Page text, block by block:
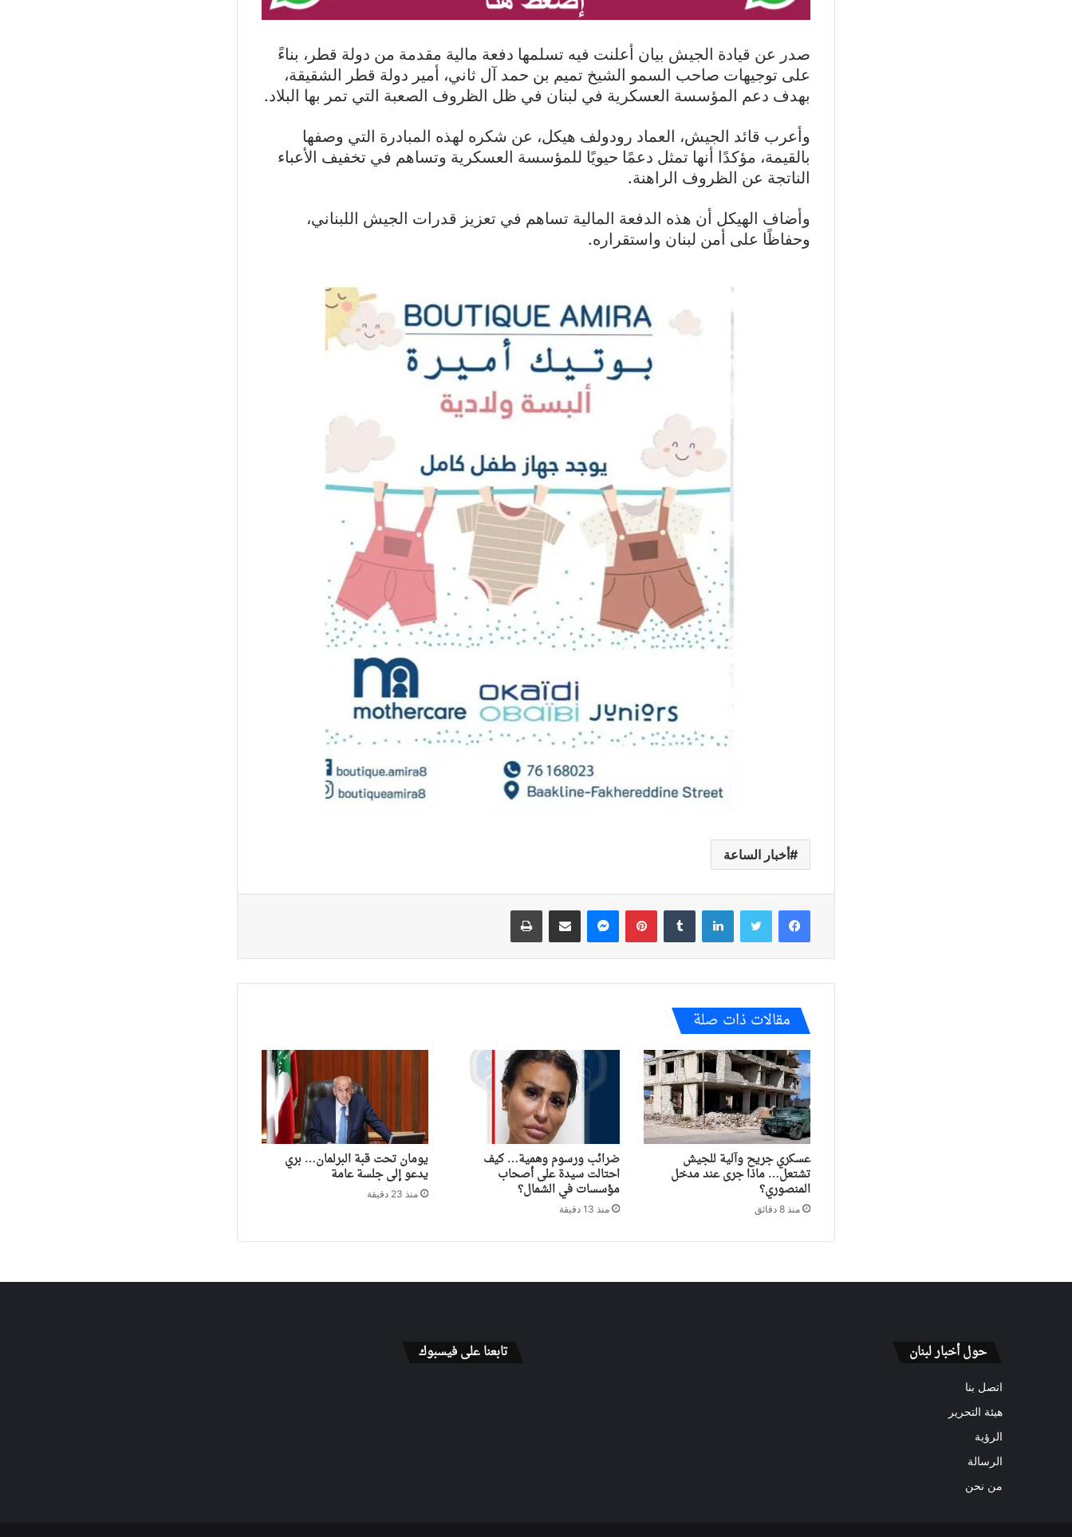
صدر عن قيادة الجيش بيان أعلنت فيه تسلمها دفعة مالية مقدمة من دولة قطر، بناءً
على توجيهات صاحب السمو الشيخ تميم بن حمد آل ثاني، أمير دولة قطر الشقيقة،
بهدف دعم المؤسسة العسكرية في لبنان في ظل الظروف الصعبة التي تمر بها البلاد.
وأعرب قائد الجيش، العماد رودولف هيكل، عن شكره لهذه المبادرة التي وصفها
بالقيمة، مؤكدًا أنها تمثل دعمًا حيويًا للمؤسسة العسكرية وتساهم في تخفيف الأعباء
الناتجة عن الظروف الراهنة.
وأضاف الهيكل أن هذه الدفعة المالية تساهم في تعزيز قدرات الجيش اللبناني،
وحفاظًا على أمن لبنان واستقراره.
أخبار الساعة
فيسبوك تويتر لينكدإن بينتيريستماسنجر مشاركة عبر البريد طباعة
مقالات ذات صلة
عسكري جريح وآلية للجيش
تشتعل… ماذا جرى عند مدخل
المنصوري؟
منذ 8 دقائق
ضرائب ورسوم وهمية… كيف
احتالت سيدة على أصحاب
مؤسسات في الشمال؟
منذ 13 دقيقة
يومان تحت قبة البرلمان… بري
يدعو إلى جلسة عامة
منذ 23 دقيقة
حول أخبار لبنان
اتصل بنا
هيئة التحرير
الرؤية
الرسالة
من نحن
تابعنا على فيسبوك